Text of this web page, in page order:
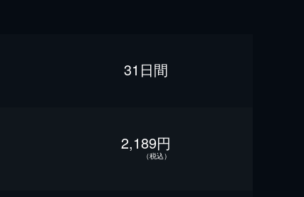
31日間
2,189円
（税込）